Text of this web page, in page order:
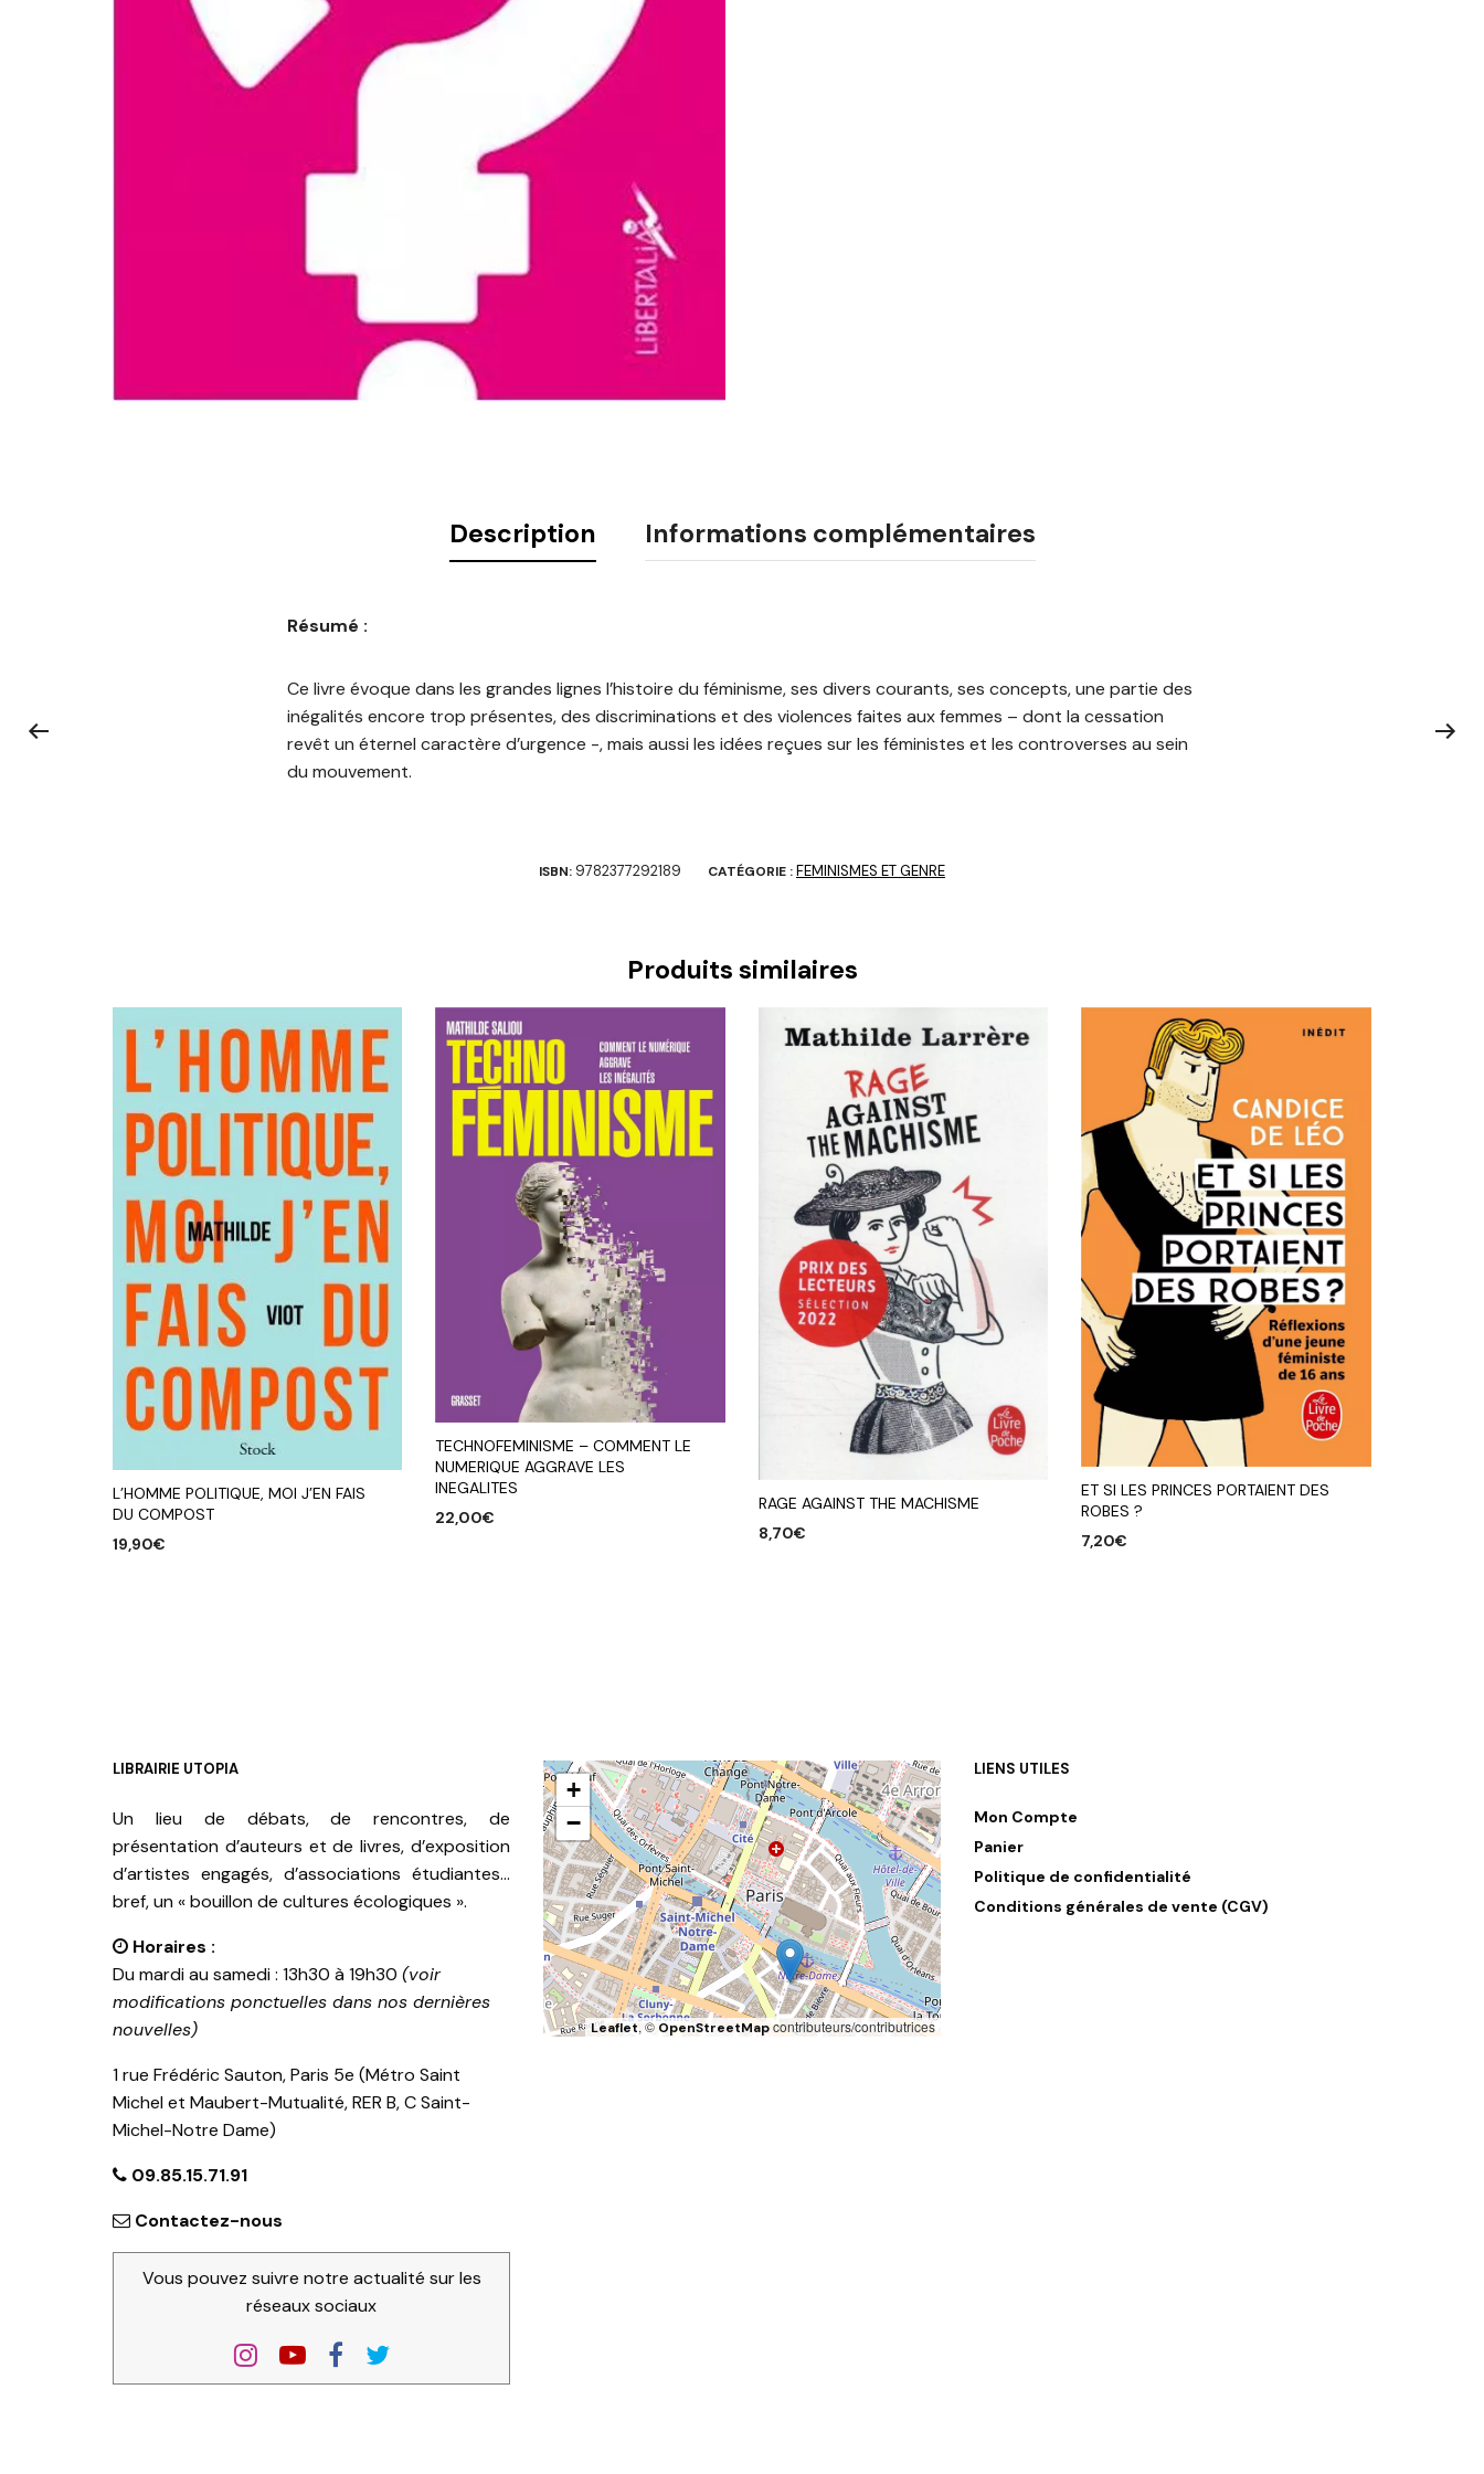
Description Informations complémentaires
Résumé :
Ce livre évoque dans les grandes lignes l’histoire du féminisme, ses divers courants, ses concepts, une partie des
inégalités encore trop présentes, des discriminations et des violences faites aux femmes – dont la cessation
revêt un éternel caractère d’urgence -, mais aussi les idées reçues sur les féministes et les controverses au sein
du mouvement.
ISBN: 9782377292189 CATÉGORIE :FEMINISMES ET GENRE
Produits similaires
L’HOMME POLITIQUE, MOI J’EN FAIS
DU COMPOST
19,90€
TECHNOFEMINISME – COMMENT LE
NUMERIQUE AGGRAVE LES
INEGALITES
22,00€
RAGE AGAINST THE MACHISME
8,70€
ET SI LES PRINCES PORTAIENT DES
ROBES ?
7,20€
LIBRAIRIE UTOPIA
Un lieu de débats, de rencontres, de
présentation d’auteurs et de livres, d’exposition
d’artistes engagés, d’associations étudiantes…
bref, un « bouillon de cultures écologiques ».
Horaires :
Du mardi au samedi : 13h30 à 19h30 (voir
modifications ponctuelles dans nos dernières
nouvelles)
1 rue Frédéric Sauton, Paris 5e (Métro Saint
Michel et Maubert-Mutualité, RER B, C Saint-
Michel-Notre Dame)
09.85.15.71.91
Contactez-nous
Vous pouvez suivre notre actualité sur les
réseaux sociaux
+
−
Leaflet, ©OpenStreetMapcontributeurs/contributrices
LIENS UTILES
Mon Compte
Panier
Politique de confidentialité
Conditions générales de vente (CGV)